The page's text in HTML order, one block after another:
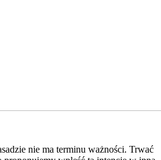
nie ma terminu ważności. Trwać